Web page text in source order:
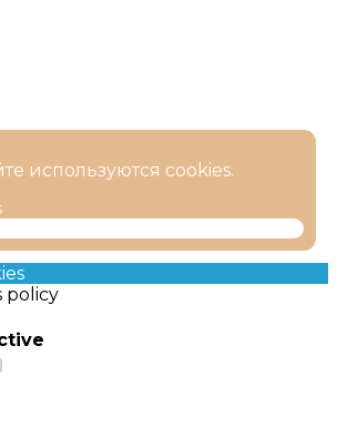
используются cookies.
policy